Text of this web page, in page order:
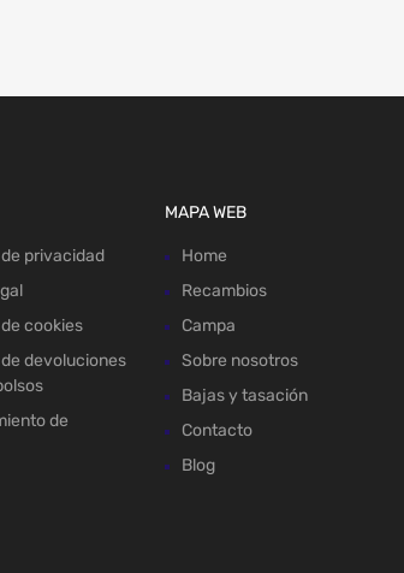
privacidad
cookies
devoluciones
de
MAPA WEB
Home
Recambios
Campa
Sobre nosotros
Bajas y tasación
Contacto
Blog